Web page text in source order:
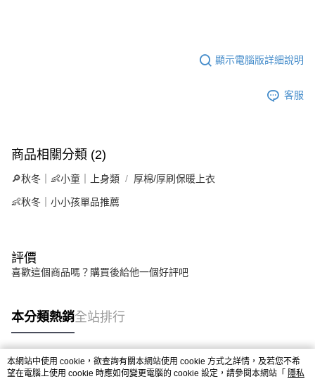
顯示電腦版詳細說明
客服
商品相關分類 (2)
🔎秋冬｜👶小童｜上身類 厚棉/厚刷保暖上衣
👶秋冬｜小小孩單品推薦
評價
喜歡這個商品嗎？購買後給他一個好評吧
本分類熱銷全站排行
熱門標籤
本網站中使用 cookie，欲查詢有關本網站使用 cookie 方式之詳情，及若您不希
望在電腦上使用 cookie 時應如何變更電腦的 cookie 設定，請參閱本網站「 隱私